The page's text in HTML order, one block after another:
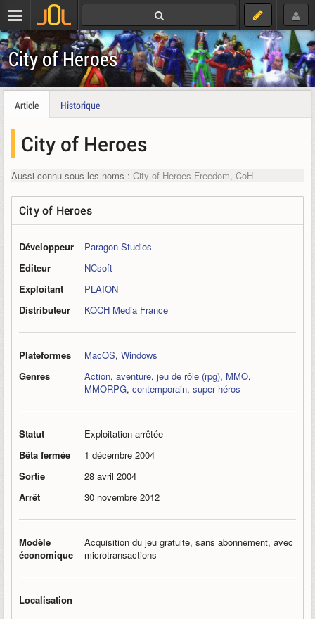
City of Heroes
Article Historique
City of Heroes
Aussi connu sous les noms : City of Heroes Freedom, CoH
City of Heroes
Développeur
Paragon Studios
Editeur
NCsoft
Exploitant
PLAION
Distributeur
KOCH Media France
Plateformes MacOS, Windows
Genres
Action, aventure, jeu de rôle (rpg), MMO,
MMORPG, contemporain, super héros
Statut
Exploitation arrêtée
Bêta fermée
1 décembre 2004
Sortie
28 avril 2004
Arrêt
30 novembre 2012
Modèle
économique
Acquisition du jeu gratuite, sans abonnement, avec
microtransactions
Localisation